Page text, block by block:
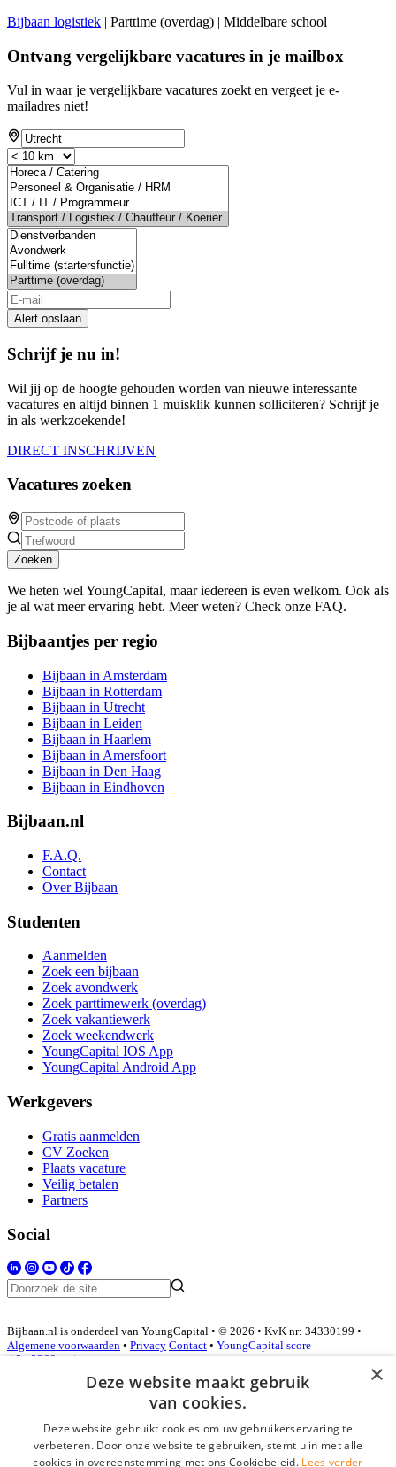
Bijbaan logistiek | Parttime (overdag) | Middelbare school
Ontvang vergelijkbare vacatures in je mailbox
Vul in waar je vergelijkbare vacatures zoekt en vergeet je e-
mailadres niet!
If
you
are
a
human,
ignore
this
field
Alert opslaan
Schrijf je nu in!
Wil jij op de hoogte gehouden worden van nieuwe interessante
vacatures en altijd binnen 1 muisklik kunnen solliciteren? Schrijf je
in als werkzoekende!
DIRECT INSCHRIJVEN
Vacatures zoeken
Zoeken
We heten wel YoungCapital, maar iedereen is even welkom. Ook als
je al wat meer ervaring hebt. Meer weten? Check onze FAQ.
Bijbaantjes per regio
Bijbaan in Amsterdam
Bijbaan in Rotterdam
Bijbaan in Utrecht
Bijbaan in Leiden
Bijbaan in Haarlem
Bijbaan in Amersfoort
Bijbaan in Den Haag
Bijbaan in Eindhoven
Bijbaan.nl
F.A.Q.
Contact
Over Bijbaan
Studenten
Aanmelden
Zoek een bijbaan
Zoek avondwerk
Zoek parttimewerk (overdag)
Zoek vakantiewerk
Zoek weekendwerk
YoungCapital IOS App
YoungCapital Android App
Werkgevers
Gratis aanmelden
CV Zoeken
Plaats vacature
Veilig betalen
Partners
Social
Bijbaan.nl is onderdeel van YoungCapital • © 2026 • KvK nr: 34330199 •
Algemene voorwaarden • Privacy Contact • YoungCapital score
4.3 - 3366 reviews
Inloggen als bedrijf
*
×
Deze website maakt gebruik
van cookies.
Deze website gebruikt cookies om uw gebruikerservaring te
verbeteren. Door onze website te gebruiken, stemt u in met alle
cookies in overeenstemming met ons Cookiebeleid. Lees verder